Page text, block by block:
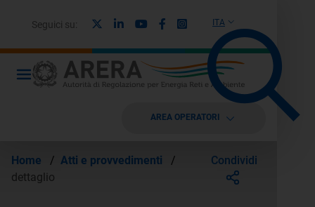
ITA
Seguici su: LinkedinYoutubeFacebook
Instagram
AREA OPERATORI
Home / Atti e provvedimenti
/
dettaglio
Condividi